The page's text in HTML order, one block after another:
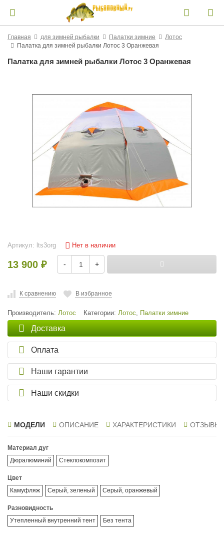
Главная для зимней рыбалки Палатки зимние
Лотос
Палатка для зимней рыбалки Лотос 3 Оранжевая
Палатка для зимней рыбалки Лотос 3 Оранжевая
Артикул: lts3org Нет в наличии
13 900 ₽ - +
К сравнению В избранное
Производитель: Лотос Категории: Лотос, Палатки зимние
Доставка
Оплата
Наши гарантии
Наши скидки
МОДЕЛИ ОПИСАНИЕ ХАРАКТЕРИСТИКИ ОТЗЫВЫ
Материал дуг
Дюралюминий
Стеклокомпозит
Цвет
Камуфляж
Серый, зеленый Серый, оранжевый
Разновидность
Утепленный внутренний тент
Без тента